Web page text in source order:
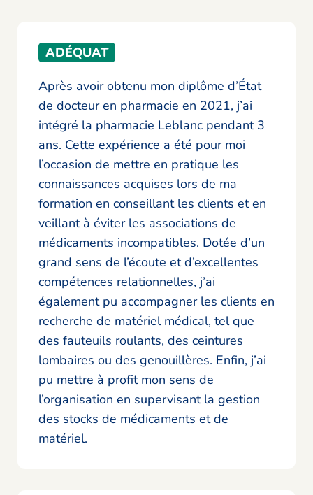
ADÉQUAT
Après avoir obtenu mon diplôme d’État
de docteur en pharmacie en 2021, j’ai
intégré la pharmacie Leblanc pendant 3
ans. Cette expérience a été pour moi
l’occasion de mettre en pratique les
connaissances acquises lors de ma
formation en conseillant les clients et en
veillant à éviter les associations de
médicaments incompatibles. Dotée d’un
grand sens de l’écoute et d’excellentes
compétences relationnelles, j’ai
également pu accompagner les clients en
recherche de matériel médical, tel que
des fauteuils roulants, des ceintures
lombaires ou des genouillères. Enfin, j’ai
pu mettre à profit mon sens de
l’organisation en supervisant la gestion
des stocks de médicaments et de
matériel.